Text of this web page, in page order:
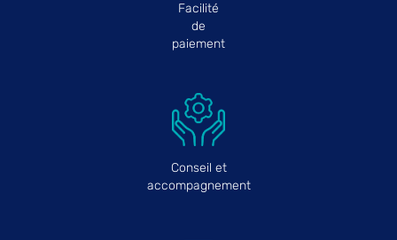
Facilité
de
paiement
Conseil et
accompagnement